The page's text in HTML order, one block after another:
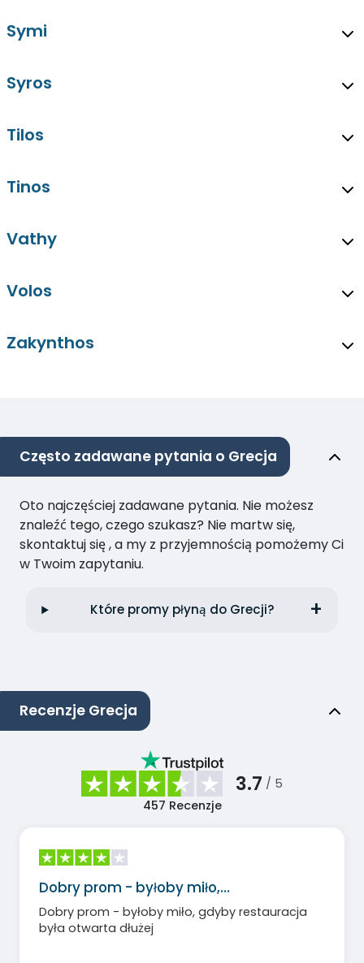
Symi
Syros
Tilos
Tinos
Vathy
Volos
Zakynthos
Często zadawane pytania o Grecja
Oto najczęściej zadawane pytania. Nie możesz
znaleźć tego, czego szukasz? Nie martw się,
skontaktuj się , a my z przyjemnością pomożemy Ci
w Twoim zapytaniu.
Które promy płyną do Grecji?
Recenzje Grecja
3.7 / 5
457 Recenzje
Dobry prom - byłoby miło,…
Dobry prom - byłoby miło, gdyby restauracja
była otwarta dłużej